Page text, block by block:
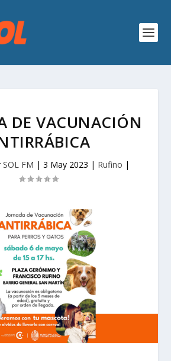
DE VACUNACIÓN
SOL FM | 3 May 2023 | Rufino |